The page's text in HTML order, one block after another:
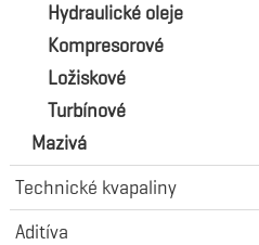
Hydraulické oleje
Kompresorové
Ložiskové
Turbínové
Mazivá
Technické kvapaliny
Aditíva